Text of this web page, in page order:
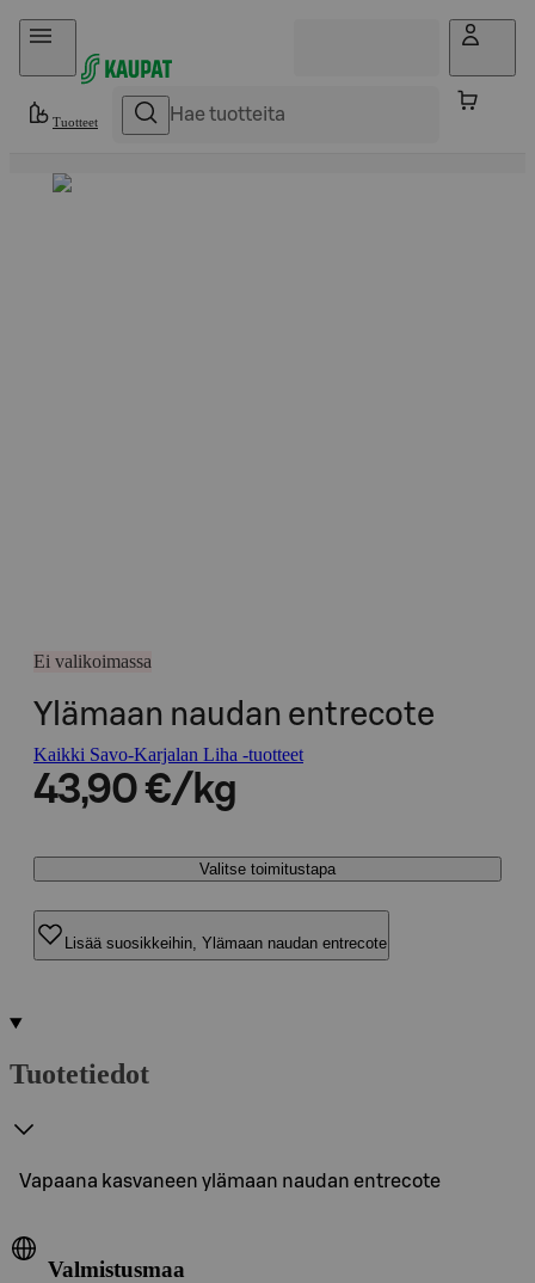
Hyppää sisältöön
Tuotteet
Ei valikoimassa
Ylämaan naudan entrecote
Kaikki Savo-Karjalan Liha -tuotteet
43,90 €/kg
Valitse toimitustapa
Lisää suosikkeihin, Ylämaan naudan entrecote
Tuotetiedot
Vapaana kasvaneen ylämaan naudan entrecote
Valmistusmaa